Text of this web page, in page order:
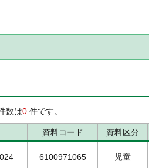
数は0 件です。
資料コード 資料区分
6100971065 児童